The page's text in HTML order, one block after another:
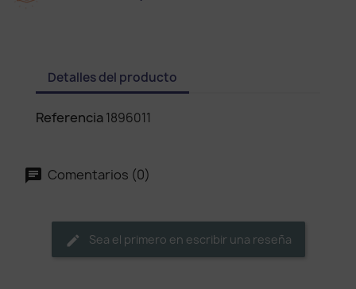
Detalles del producto
Referencia1896011
Comentarios (0)
Sea el primero en escribir una reseña